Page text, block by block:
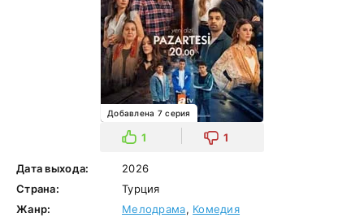
Добавлена 7 серия
1 1
Дата выхода:
2026
Страна:
Турция
Жанр:
Мелодрама, Комедия